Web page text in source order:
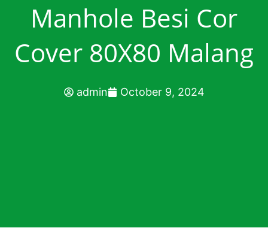
Manhole Besi Cor
Cover 80X80 Malang
admin October 9, 2024